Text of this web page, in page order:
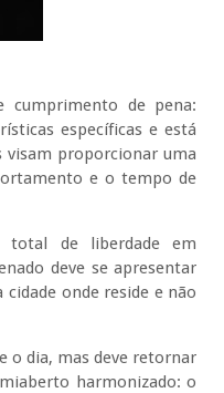
cumprimento de pena:
específicas e está
visam proporcionar uma
e o tempo de
total de liberdade em
deve se apresentar
onde reside e não
o dia, mas deve retornar
harmonizado: o